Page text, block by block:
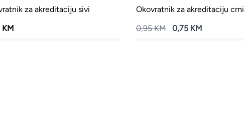
za akreditaciju sivi
Okovratnik za akreditaciju crni
0,95 KM
0,75 KM